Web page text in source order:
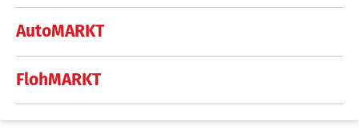
AutoMARKT
FlohMARKT